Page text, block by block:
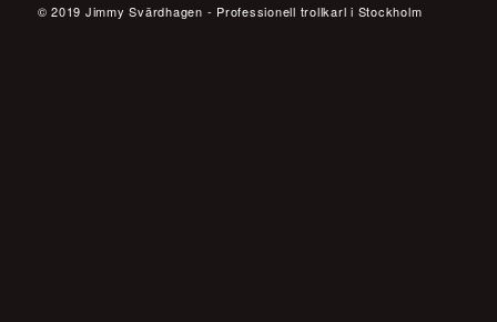
© 2019 Jimmy Svärdhagen - Professionell trollkarl i Stockholm